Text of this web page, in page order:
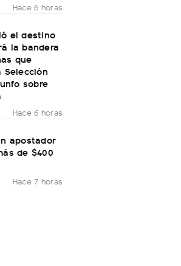
Hace 6 horas
el destino
la bandera
que
sobre
Hace 6 horas
apostador
de $400
Hace 7 horas